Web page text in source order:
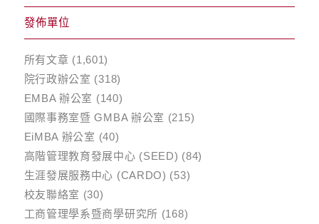
發佈單位
所有文章 (1,601)
院行政辦公室 (318)
EMBA 辦公室 (140)
國際事務室暨 GMBA 辦公室 (215)
EiMBA 辦公室 (40)
高階管理教育發展中心 (SEED) (84)
生涯發展服務中心 (CARDO) (53)
校友聯絡室 (30)
工商管理學系暨商學研究所 (168)